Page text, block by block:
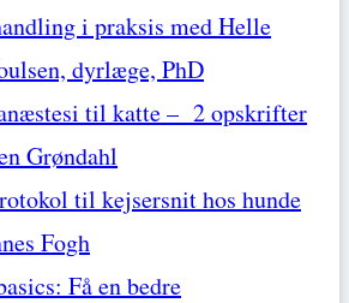
i praksis med Helle
dyrlæge, PhD
til katte – 2 opskrifter
Grøndahl
til kejsersnit hos hunde
Fogh
Få en bedre